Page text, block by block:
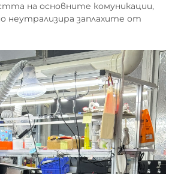
на основните комуникации,
неутрализира заплахите от